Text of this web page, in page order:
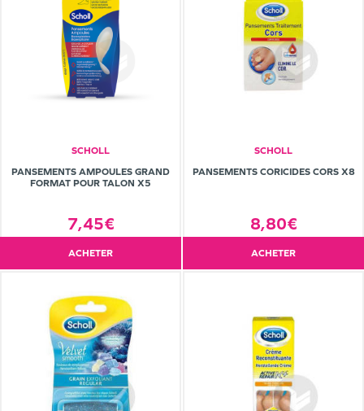
SCHOLL
PANSEMENTS AMPOULES GRAND
FORMAT POUR TALON X5
7,45€
ACHETER
SCHOLL
PANSEMENTS CORICIDES CORS X8
8,80€
ACHETER